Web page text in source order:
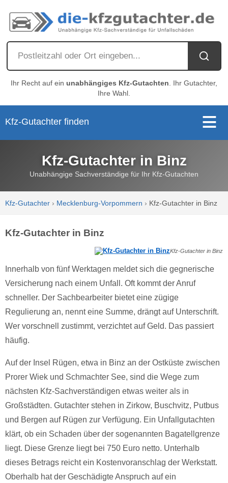
Ihr Recht auf ein unabhängiges Kfz-Gutachten . Ihr Gutachter,
Ihre Wahl.
Kfz-Gutachter finden
Kfz-Gutachter in Binz
Unabhängige Sachverständige für Ihr Kfz-Gutachten
Kfz-Gutachter › Mecklenburg-Vorpommern › Kfz-Gutachter in Binz
Kfz-Gutachter in Binz
Kfz-Gutachter in Binz
Innerhalb von fünf Werktagen meldet sich die gegnerische
Versicherung nach einem Unfall. Oft kommt der Anruf
schneller. Der Sachbearbeiter bietet eine zügige
Regulierung an, nennt eine Summe, drängt auf Unterschrift.
Wer vorschnell zustimmt, verzichtet auf Geld. Das passiert
häufig.
Auf der Insel Rügen, etwa in Binz an der Ostküste zwischen
Prorer Wiek und Schmachter See, sind die Wege zum
nächsten Kfz-Sachverständigen etwas weiter als in
Großstädten. Gutachter stehen in Zirkow, Buschvitz, Putbus
und Bergen auf Rügen zur Verfügung. Ein Unfallgutachten
klärt, ob ein Schaden über der sogenannten Bagatellgrenze
liegt. Diese Grenze liegt bei 750 Euro netto. Unterhalb
dieses Betrags reicht ein Kostenvoranschlag der Werkstatt.
Oberhalb hat der Geschädigte Anspruch auf ein